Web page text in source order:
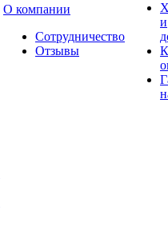
О компании
Сотрудничество
Отзывы
и